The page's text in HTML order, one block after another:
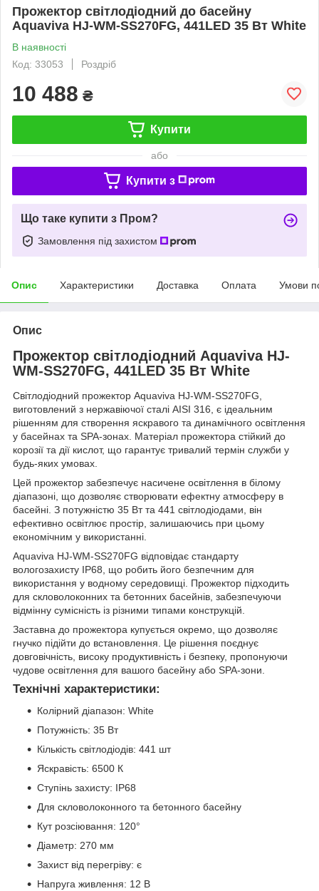
Прожектор світлодіодний до басейну
Aquaviva HJ-WM-SS270FG, 441LED 35 Вт White
В наявності
Код: 33053
Роздріб
10 488 ₴
Купити
або
Купити з
Що таке купити з Пром?
Замовлення під захистом
Опис Характеристики Доставка Оплата Умови
Опис
Прожектор світлодіодний Aquaviva HJ-
WM-SS270FG, 441LED 35 Вт White
Світлодіодний прожектор Aquaviva HJ-WM-SS270FG,
виготовлений з нержавіючої сталі AISI 316, є ідеальним
рішенням для створення яскравого та динамічного освітлення
у басейнах та SPA-зонах. Матеріал прожектора стійкий до
корозії та дії кислот, що гарантує тривалий термін служби у
будь-яких умовах.
Цей прожектор забезпечує насичене освітлення в білому
діапазоні, що дозволяє створювати ефектну атмосферу в
басейні. З потужністю 35 Вт та 441 світлодіодами, він
ефективно освітлює простір, залишаючись при цьому
економічним у використанні.
Aquaviva HJ-WM-SS270FG відповідає стандарту
вологозахисту IP68, що робить його безпечним для
використання у водному середовищі. Прожектор підходить
для скловолоконних та бетонних басейнів, забезпечуючи
відмінну сумісність із різними типами конструкцій.
Заставна до прожектора купується окремо, що дозволяє
гнучко підійти до встановлення. Це рішення поєднує
довговічність, високу продуктивність і безпеку, пропонуючи
чудове освітлення для вашого басейну або SPA-зони.
Технічні характеристики:
Колірний діапазон: White
Потужність: 35 Вт
Кількість світлодіодів: 441 шт
Яскравість: 6500 К
Ступінь захисту: IP68
Для скловолоконного та бетонного басейну
Кут розсіювання: 120°
Діаметр: 270 мм
Захист від перегріву: є
Напруга живлення: 12 В